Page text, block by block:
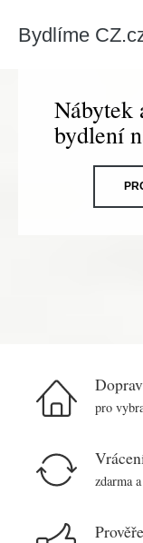
Bydlíme
Nábytek
bydlení
pro
zdarma